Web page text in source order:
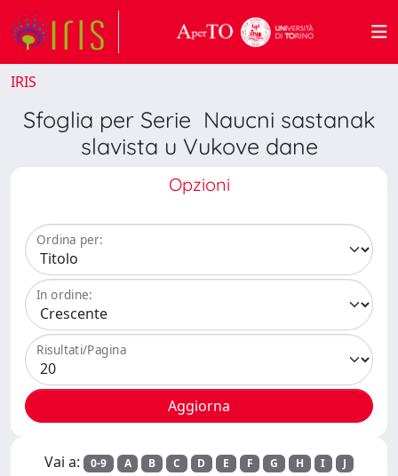
IRIS
Sfoglia per Serie Naucni sastanak
slavista u Vukove dane
Opzioni
Ordina per:
In ordine:
Risultati/Pagina
Vai a: 0-9 A B C D E F G H I
J